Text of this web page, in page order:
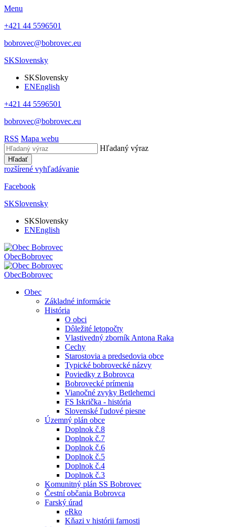
Menu
+421 44 5596501
bobrovec@bobrovec.eu
SKSlovensky
SKSlovensky
ENEnglish
+421 44 5596501
bobrovec@bobrovec.eu
RSS Mapa webu
Hľadaný výraz
Hľadať
rozšírené vyhľadávanie
Facebook
SKSlovensky
SKSlovensky
ENEnglish
ObecBobrovec
ObecBobrovec
Obec
Základné informácie
História
O obci
Dôležité letopočty
Vlastivedný zborník Antona Raka
Cechy
Starostovia a predsedovia obce
Typické bobrovecké názvy
Poviedky z Bobrovca
Bobrovecké prímenia
Vianočné zvyky Betlehemci
FS Iskrička - história
Slovenské ľudové piesne
Územný plán obce
Doplnok č.8
Doplnok č.7
Doplnok č.6
Doplnok č.5
Doplnok č.4
Doplnok č.3
Komunitný plán SS Bobrovec
Čestní občania Bobrovca
Farský úrad
eRko
Kňazi v histórii farnosti